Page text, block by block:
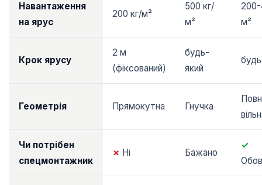
Навантаження
на ярус
200 кг/м²
500 кг/
м²
200-
м²
Крок ярусу
2 м
(фіксований)
будь-
який
Геометрія Прямокутна Гнучка
Чи потрібен
спецмонтажник
✗ Ні Бажано
✓